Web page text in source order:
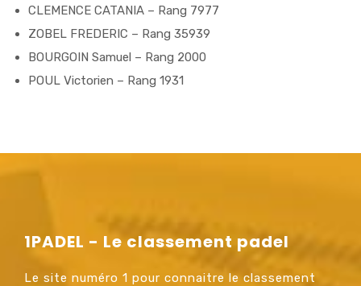
CLEMENCE CATANIA – Rang 7977
ZOBEL FREDERIC – Rang 35939
BOURGOIN Samuel – Rang 2000
POUL Victorien – Rang 1931
1PADEL - Le classement padel
Le site numéro 1 pour connaitre le classement